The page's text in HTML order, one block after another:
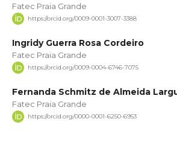
Fatec Praia Grande
https://orcid.org/0009-0001-3007-3388
Ingridy Guerra Rosa Cordeiro
Fatec Praia Grande
https://orcid.org/0009-0004-6746-7075
Fernanda Schmitz de Almeida
Fatec Praia Grande
https://orcid.org/0000-0001-6250-6953